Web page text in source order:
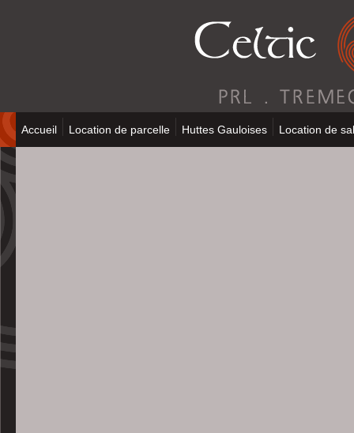
Accueil Location de parcelle Huttes Gauloises Location de